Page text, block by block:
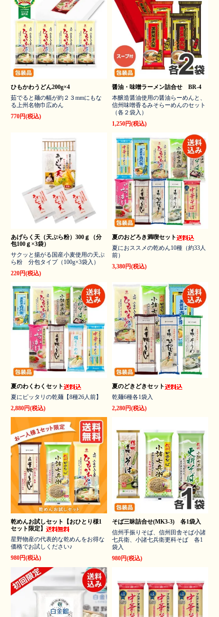
ひもかわうどん200g×4
茹でると麺の幅が約２３mmにもな
る上州名物巾広めん
770円(税込)
醤油・味噌ラーメン詰合せ BR-4
本醸造醤油使用の醤油らーめんと、
信州味噌香るみそらーめんのセット
（各２袋入）
1,250円(税込)
あげらく天（天ぷら粉）300ｇ（分
包100ｇ×3袋）
サクッと揚がる国産小麦使用の天ぷ
ら粉 分包タイプ（100g×3袋入）
220円(税込)
夏のおどろき満喫セット
夏におススメの乾めん10種（約33人
前）
3,380円(税込)
夏のわくわくセット
夏にピッタリの乾麺【8種26人前】
2,880円(税込)
夏のどきどきセット
乾麺6種各1袋入
2,280円(税込)
乾めんお試しセット【おひとり様1
セット限定】
星野物産の代表的な乾めんをお得な
価格でお試しください♪
980円(税込)
そば三昧詰合せ(MK3-3) 各1袋入
信州手振りそば、信州田舎そば小諸
七兵衛、小諸七兵衛更科そば 各1
袋入
980円(税込)